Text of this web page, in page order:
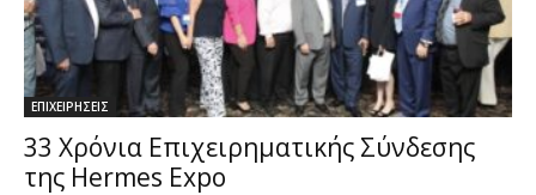
ΕΠΙΧΕΙΡΗΣΕΙΣ
33 Χρόνια Επιχειρηματικής Σύνδεσης
της Hermes Expo